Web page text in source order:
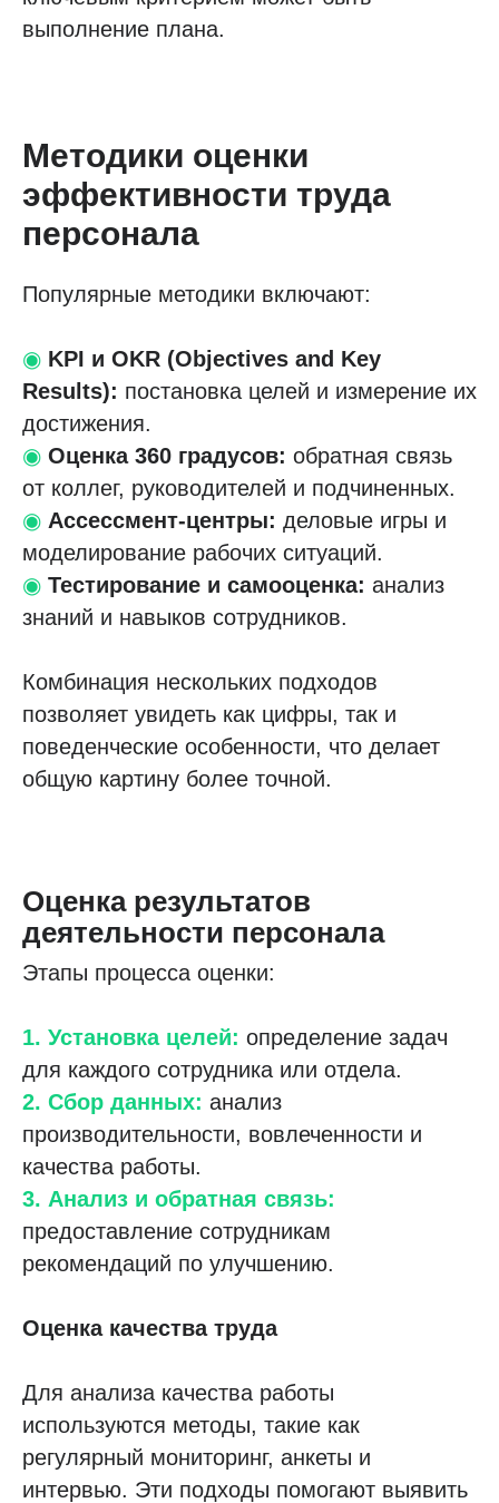
выполнение плана.
Методики оценки
эффективности труда
персонала
Популярные методики включают:
◉ KPI и OKR (Objectives and Key
Results): постановка целей и измерение их
достижения.
◉ Оценка 360 градусов: обратная связь
от коллег, руководителей и подчиненных.
◉ Ассессмент-центры: деловые игры и
моделирование рабочих ситуаций.
◉ Тестирование и самооценка: анализ
знаний и навыков сотрудников.
Комбинация нескольких подходов
позволяет увидеть как цифры, так и
поведенческие особенности, что делает
общую картину более точной.
Оценка результатов
деятельности персонала
Этапы процесса оценки:
1. Установка целей: определение задач
для каждого сотрудника или отдела.
2. Сбор данных: анализ
производительности, вовлеченности и
качества работы.
3. Анализ и обратная связь:
предоставление сотрудникам
рекомендаций по улучшению.
Оценка качества труда
Для анализа качества работы
используются методы, такие как
регулярный мониторинг, анкеты и
интервью. Эти подходы помогают выявить